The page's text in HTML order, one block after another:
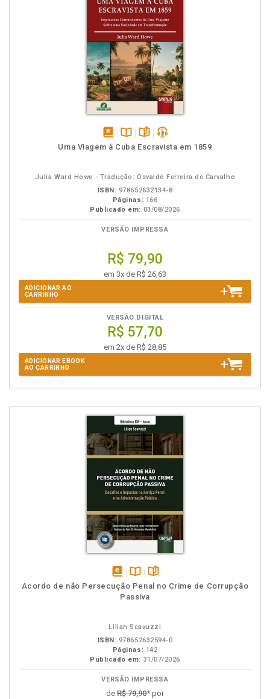
disponívelDisponível
páginaspodcast
Uma Viagem à Cuba Escravista em 1859
Julia Ward Howe - Tradução: Osvaldo Ferreira de Carvalho
ISBN: 978652632134-8
Páginas: 166
Publicado em: 03/08/2026
VERSÃO IMPRESSA
R$ 79,90
em 3x de R$ 26,63
ADICIONAR AO
CARRINHO
VERSÃO DIGITAL
R$ 57,70
em 2x de R$ 28,85
ADICIONAR EBOOK
AO CARRINHO
disponível
em
Disponível
na
páginas
Acordo de não Persecução Penal no Crime de Corrupção
Passiva
Lilian Scavuzzi
ISBN: 978652632594-0
Páginas: 142
Publicado em: 31/07/2026
VERSÃO IMPRESSA
de R$ 79,90* por